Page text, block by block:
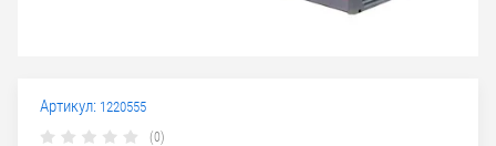
Артикул: 1220555
(0)